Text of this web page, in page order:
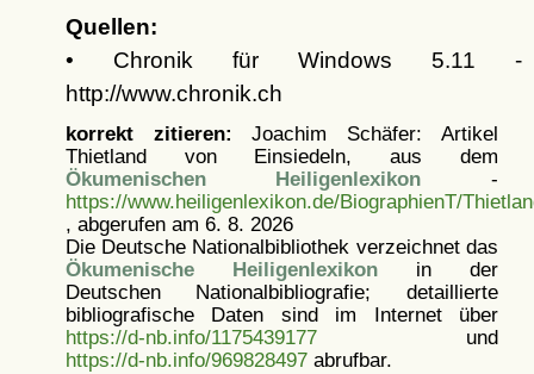
Quellen:
• Chronik für Windows 5.11 -
http://www.chronik.ch
korrekt zitieren: Joachim Schäfer: Artikel
Thietland von Einsiedeln, aus dem
Ökumenischen Heiligenlexikon -
https://www.heiligenlexikon.de/BiographienT/
, abgerufen am 6. 8. 2026
Die Deutsche Nationalbibliothek verzeichnet das
Ökumenische Heiligenlexikonin der
Deutschen Nationalbibliografie; detaillierte
bibliografische Daten sind im Internet über
https://d-nb.info/1175439177und
https://d-nb.info/969828497abrufbar.